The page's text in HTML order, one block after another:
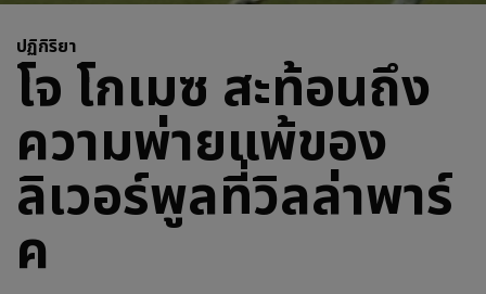
ปฏิกิริยา
โจ โกเมซ สะท้อนถึง
ความพ่ายแพ้ของ
ลิเวอร์พูลที่วิลล่าพาร์
ค